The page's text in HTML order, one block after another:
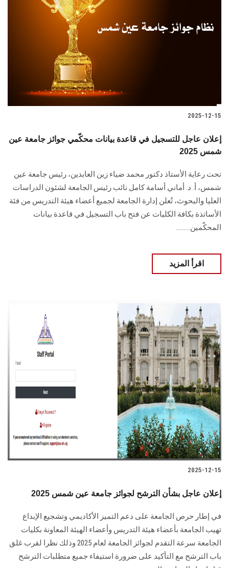
2025-12-15
إعلان عاجل للتسجيل في قاعدة بيانات محكّمي جوائز جامعة عين
شمس 2025
تحت رعاية الأستاذ دكتور محمد ضياء زين العابدين، رئيس جامعة عين
شمس، أ. د. أماني أسامة كامل نائب رئيس الجامعة لشئون الدراسات
العليا والبحوث، تُعلن إدارة الجامعة لجميع أعضاء هيئة التدريس من فئة
الأساتذة بكافة الكليات عن فتح باب التسجيل في قاعدة بيانات
المحكّمين.........
اقرأ المزيد
2025-12-15
إعلان عاجل بشأن الترشح لجوائز جامعة عين شمس 2025
في إطار حرص الجامعة على دعم التميز الأكاديمي وتشجيع الإبداع
تهيب الجامعة بأعضاء هيئة التدريس وأعضاء الهيئة المعاونة بكليات
الجامعة سرعة التقدم لجوائز الجامعة لعام 2025 وذلك نظرا لقرب غلق
باب الترشح مع التأكيد على ضرورة استيفاء جميع متطلبات الترشح